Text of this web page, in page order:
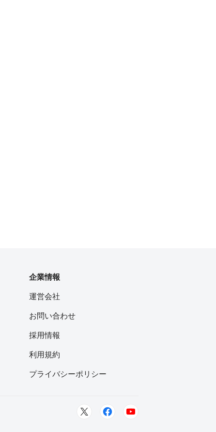
企業情報
運営会社
お問い合わせ
採用情報
利用規約
プライバシーポリシー